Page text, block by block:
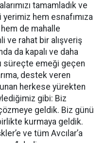
tamamladık ve
yerimiz hem esnafımıza
de mahalle
ve rahat bir alışveriş
da kapalı ve daha
süreçte emeği geçen
destek veren
herkese yürekten
gibi: Biz
geldik. Biz günü
kurmaya geldik.
ve tüm Avcılar’a